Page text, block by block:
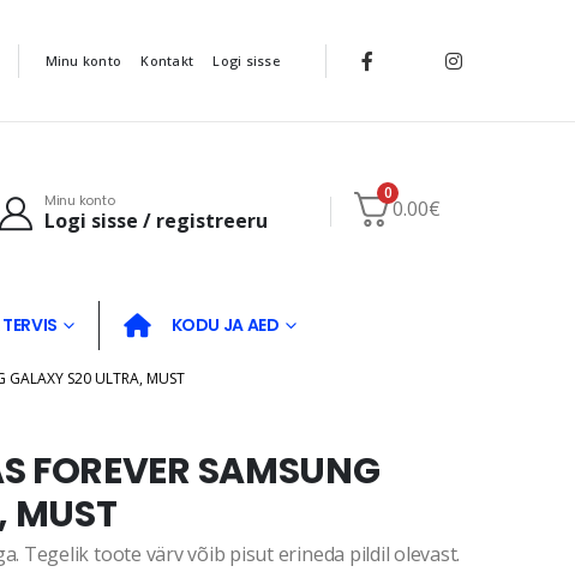
Minu konto Kontakt Logi sisse
Minu konto
Logi sisse / registreeru
0
0.00€
KODU JA AED
GALAXY S20 ULTRA, MUST
FOREVER SAMSUNG
MUST
Tegelik toote värv võib pisut erineda pildil olevast.